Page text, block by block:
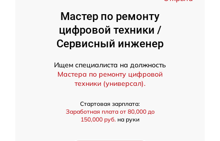
Мастер по ремонту
цифровой техники /
Сервисный инженер
Ищем специалиста на должность
Мастера по ремонту цифровой
техники (универсал).
Стартовая зарплата:
Заработная плата от 80,000 до
150,000 руб. на руки